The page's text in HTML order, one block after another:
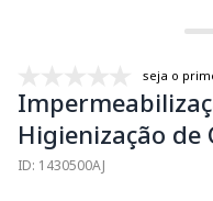
seja o
Higienização de
ID: 1430500AJ